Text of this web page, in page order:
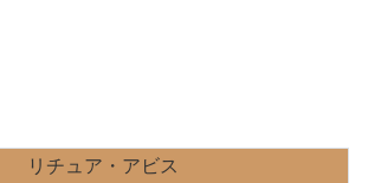
リチュア・アビス